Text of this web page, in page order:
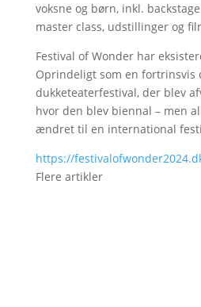
voksne og børn, inkl.
master class, udstillinger og
Festival of Wonder har
Oprindeligt som en fortrinsvis
dukketeaterfestival, der blev
hvor den blev biennal – men
ændret til en international
https://
Flere artikler